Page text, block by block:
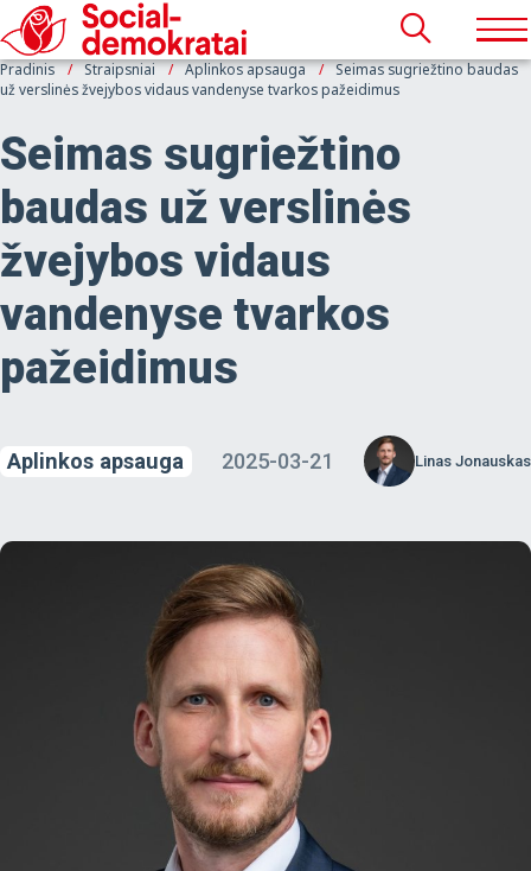
Pradinis Straipsniai Aplinkos apsauga
Seimas sugriežtino baudas
už verslinės žvejybos vidaus vandenyse tvarkos pažeidimus
Seimas sugriežtino
baudas už verslinės
žvejybos vidaus
vandenyse tvarkos
pažeidimus
Aplinkos apsauga 2025-03-21 Linas Jonauskas